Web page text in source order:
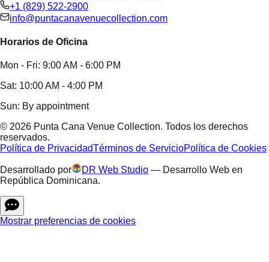
+1 (829) 522-2900
info@puntacanavenuecollection.com
Horarios de Oficina
Mon - Fri: 9:00 AM - 6:00 PM
Sat: 10:00 AM - 4:00 PM
Sun: By appointment
© 2026 Punta Cana Venue Collection. Todos los derechos
reservados.
Política de PrivacidadTérminos de ServicioPolítica de Cookies
Desarrollado por DR Web Studio — Desarrollo Web en
República Dominicana.
Mostrar preferencias de cookies